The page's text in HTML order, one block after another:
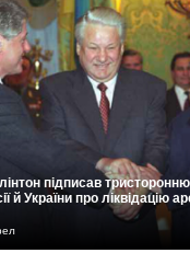
підписав
й України про ліквідацію